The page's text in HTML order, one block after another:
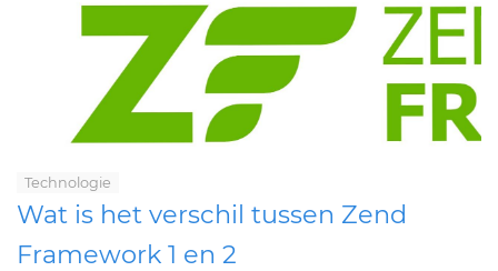
Technologie
Wat is het verschil tussen Zend
Framework 1 en 2